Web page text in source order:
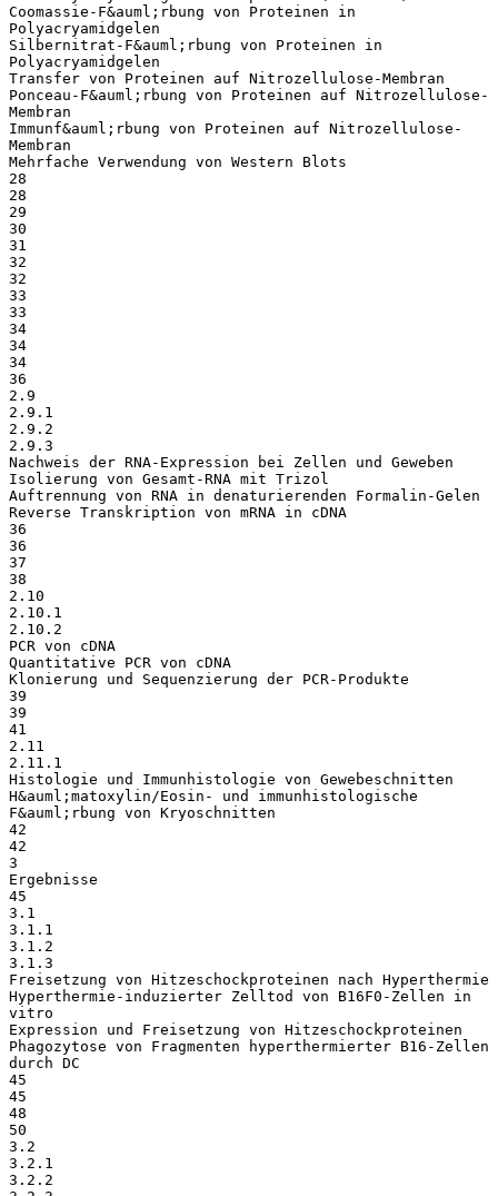
Coomassie-F&auml;rbung von Proteinen in
Polyacryamidgelen
Silbernitrat-F&auml;rbung von Proteinen in
Polyacryamidgelen
Transfer von Proteinen auf Nitrozellulose-Membran
Ponceau-F&auml;rbung von Proteinen auf Nitrozellulose-
Membran
Immunf&auml;rbung von Proteinen auf Nitrozellulose-
Membran
Mehrfache Verwendung von Western Blots
28
28
29
30
31
32
32
33
33
34
34
34
36
2.9
2.9.1
2.9.2
2.9.3
Nachweis der RNA-Expression bei Zellen und Geweben
Isolierung von Gesamt-RNA mit Trizol
Auftrennung von RNA in denaturierenden Formalin-Gelen
Reverse Transkription von mRNA in cDNA
36
36
37
38
2.10
2.10.1
2.10.2
PCR von cDNA
Quantitative PCR von cDNA
Klonierung und Sequenzierung der PCR-Produkte
39
39
41
2.11
2.11.1
Histologie und Immunhistologie von Gewebeschnitten
H&auml;matoxylin/Eosin- und immunhistologische
F&auml;rbung von Kryoschnitten
42
42
3
Ergebnisse
45
3.1
3.1.1
3.1.2
3.1.3
Freisetzung von Hitzeschockproteinen nach Hyperthermie
Hyperthermie-induzierter Zelltod von B16F0-Zellen in
vitro
Expression und Freisetzung von Hitzeschockproteinen
Phagozytose von Fragmenten hyperthermierter B16-Zellen
durch DC
45
45
48
50
3.2
3.2.1
3.2.2